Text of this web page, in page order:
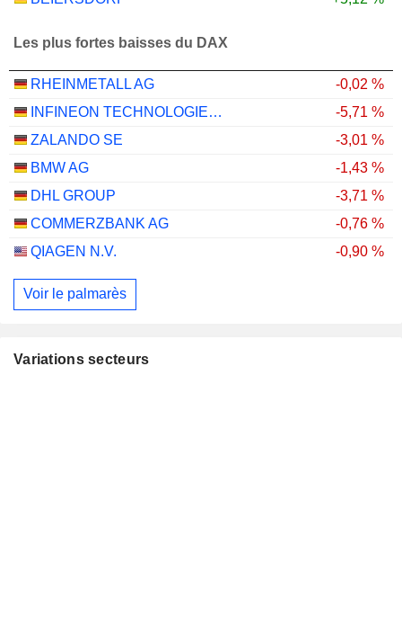
Les plus fortes baisses du DAX
RHEINMETALL AG
-0,02 %
INFINEON TECHNOLOGIES AG
-5,71 %
ZALANDO SE
-3,01 %
BMW AG
-1,43 %
DHL GROUP
-3,71 %
COMMERZBANK AG
-0,76 %
QIAGEN N.V.
-0,90 %
Voir le palmarès
Variations secteurs